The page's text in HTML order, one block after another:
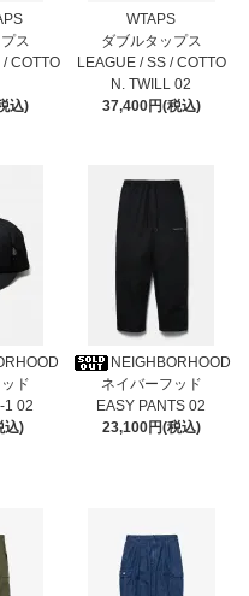
ス
COTTO
込)
WTAPS
ダブルタップス
LEAGUE / SS / COTTO
N. TWILL 02
37,400円(税込)
ド
1 02
込)
NEIGHBORHOOD
ネイバーフッド
EASY PANTS 02
23,100円(税込)